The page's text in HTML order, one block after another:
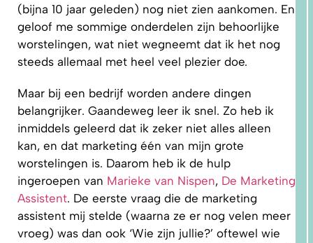
(bijna 10 jaar geleden) nog niet zien aankomen. En
geloof me sommige onderdelen zijn behoorlijke
worstelingen, wat niet wegneemt dat ik het nog
steeds allemaal met heel veel plezier doe.
Maar bij een bedrijf worden andere dingen
belangrijker. Gaandeweg leer ik snel. Zo heb ik
inmiddels geleerd dat ik zeker niet alles alleen
kan, en dat marketing één van mijn grote
worstelingen is. Daarom heb ik de hulp
ingeroepen van Marieke van Nispen, De Marketing
Assistent. De eerste vraag die de marketing
assistent mij stelde (waarna ze er nog velen meer
vroeg) was dan ook ‘Wie zijn jullie?’ oftewel wie
LEER IK
OP MAAT
MAKEN?